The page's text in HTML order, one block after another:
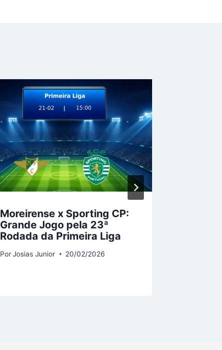
Moreirense x Sporting CP:
Grande Jogo pela 23ª
Rodada da Primeira Liga
Por Josias Junior 20/02/2026